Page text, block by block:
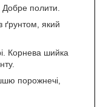
Добре полити.
ґрунтом, який
Корнева шийка
порожнечі,